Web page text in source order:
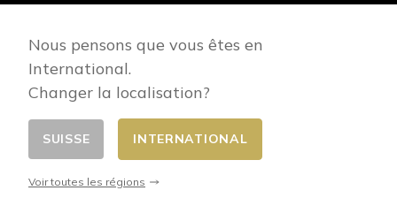
FOLLOW US
Changer de pays
Nous pensons que vous êtes en
International.
Changer la localisation?
SUISSE INTERNATIONAL
Voir toutes les régions